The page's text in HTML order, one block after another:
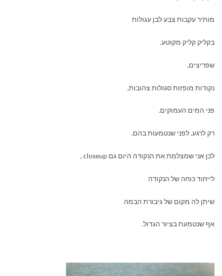
מותיר עקבות צבע לבן עגולות
בקליק קליק מקוטע.
שפריצים,
נקודות מופזות סגולות צהובות,
פני המים העמוקים.
רק לרגע, לפני שנטמעות בהם.
לכן אני שמצלמת את הנקודה היום גם closeup
,
לייחוד כוחה של הנקודה
שיתן לה מקום של גיבורת הבמה
אף שנטמעת בציור הגדול.